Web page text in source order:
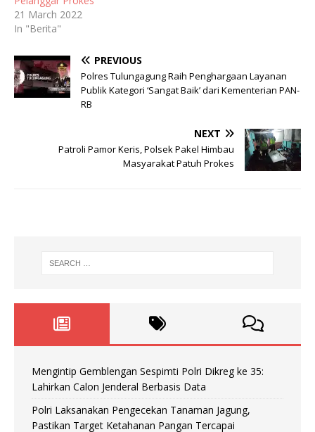
21 March 2022
In "Berita"
PREVIOUS
Polres Tulungagung Raih Penghargaan Layanan
Publik Kategori ‘Sangat Baik’ dari Kementerian PAN-
RB
NEXT
Patroli Pamor Keris, Polsek Pakel Himbau
Masyarakat Patuh Prokes
Mengintip Gemblengan Sespimti Polri Dikreg ke 35:
Lahirkan Calon Jenderal Berbasis Data
Polri Laksanakan Pengecekan Tanaman Jagung,
Pastikan Target Ketahanan Pangan Tercapai